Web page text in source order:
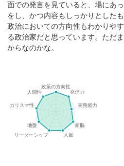
面での発言を見ていると、場にあ
をし、かつ内容もしっかりとした
政治においての方向性もわかりや
る政治家だと思っています。ただ
からなのかな。